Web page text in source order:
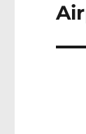
Next